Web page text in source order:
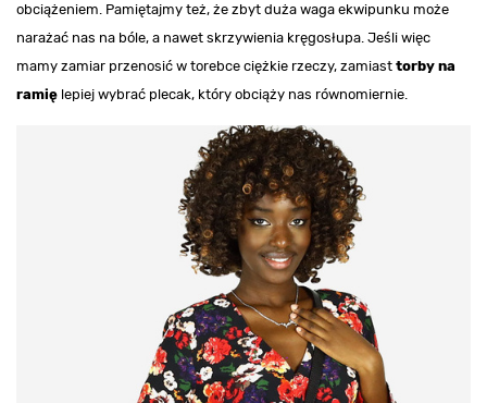
obciążeniem. Pamiętajmy też, że zbyt duża waga ekwipunku może
narażać nas na bóle, a nawet skrzywienia kręgosłupa. Jeśli więc
mamy zamiar przenosić w torebce ciężkie rzeczy, zamiast torby na
ramię lepiej wybrać plecak, który obciąży nas równomiernie.